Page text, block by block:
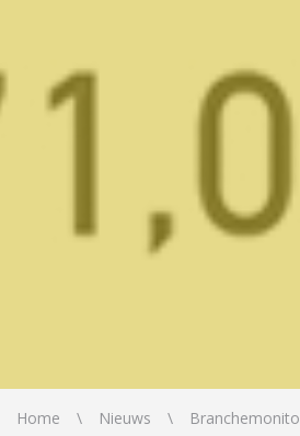
Home Nieuws